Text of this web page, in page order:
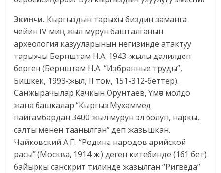
Экинчи. Кыргыздын тарыхы биздин заманга
чейин IV миң жыл мурун башталганын
археология казууларынын негизинде атактуу
тарыхчы Бернштам Н.А. 1943-жылы далилдеп
берген (Бернштам Н.А. “Избранные труды”,
Бишкек, 1993-жыл, II том, 151-312-беттер).
Санжырачылар Качкын Орунтаев, Үмөт молдо
жана башкалар “Кыргыз Мухаммед
пайгамбардан 3400 жыл мурун эл болуп, наркы,
салты менен таанылган” деп жазышкан.
Чайковский А.П. “Родина народов арийской
расы” (Москва, 1914 ж.) деген китебинде (161 бет)
байыркы санскрит тилинде жазылган “Ригведа”